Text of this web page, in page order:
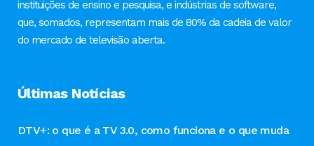
instituições de ensino e pesquisa, e indústrias de software,
que, somados, representam mais de 80% da cadeia de valor
do mercado de televisão aberta.
Últimas Notícias
DTV+: o que é a TV 3.0, como funciona e o que muda